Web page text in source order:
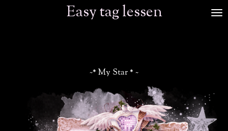
Easy tag lessen
~* My Star * ~